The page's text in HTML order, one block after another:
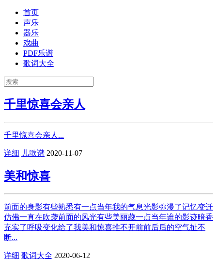
首页
声乐
器乐
戏曲
PDF乐谱
歌词大全
千里惊喜会亲人
千里惊喜会亲人...
详细 儿歌谱 2020-11-07
美和惊喜
前面的身影有些熟悉有一点当年我的气息光影弥漫了记忆变迁
仿佛一直在吹袭前面的风光有些美丽藏一点当年谁的影迹暗香
充实了呼吸变化给了我美和惊喜推不开前前后后的空气扯不
断...
详细 歌词大全 2020-06-12